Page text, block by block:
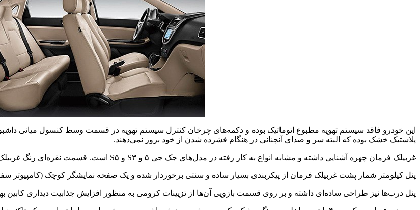
این خودرو فاقد سیستم تهویه مطبوع اتوماتیک بوده و دکمه‌های چرخان کنترل سیستم تهویه در قسمت وسط کنسول میانی
پلاستیک خشک بوده که البته سر و صدای آنچنانی در هنگام فشرده شدن از خود بروز نمی‌دهند.
غربیلک فرمان چهره آشنایی داشته و مشابه انواع به کار رفته در مدل‌های جک جی ۵ و S۳ و S۵ است. قسمت نقره‌ای رنگ غربیلک فرمان به شکل بال پرنده بر جذابیت ظاهری آن افزوده است.
پنل کیلومتر شمار پشت غربیلک فرمان از پیکربندی بسیار ساده و سنتی برخوردار شده و یک صفحه نمایشگر کوچک
پنل درب‌ها نیز طراحی ساده‌ای داشته و بر روی قسمت بازویی آن‌ها از تزیینات کرومی به منظور افزایش جذابیت دیداری کابین